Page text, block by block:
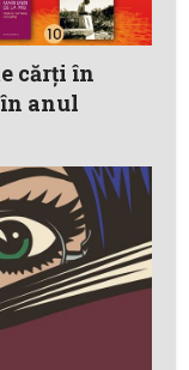
cărți în
anul